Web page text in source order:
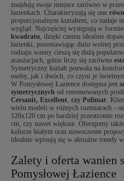
znajdują swoje miejsce zarówno w
łazienkach. Charakteryzują się one
proporcjonalnym kształtem, co nadaje
wygląd. Najczęściej występują w
kwadratu, dzięki czemu idealnie
łazienki, pozostawiając dużo wolnej
rodzaju wanny cieszą się dużą
aranżacjach, gdzie liczy się zarówno
Symetryczny kształt pozwala na
osoby, jak i dwóch, co czyni je
W Pomysłowej Łazience dostępna jest
symetrycznych od renomowanych
Cersanit, Excellent, czy Polimat.
wielu modeli w różnych rozmiarach -
120x120 cm po bardziej przestronne
cm, czy nawet większe. Oferujemy
kolorze białym oraz nowoczesne
idealnie wpisują się w aktualne trendy
Zalety i oferta wanien
Pomysłowej Łazience